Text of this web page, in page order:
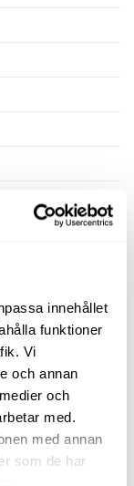
innehållet
funktioner
Vi
och annan
och
med.
med annan
som de har